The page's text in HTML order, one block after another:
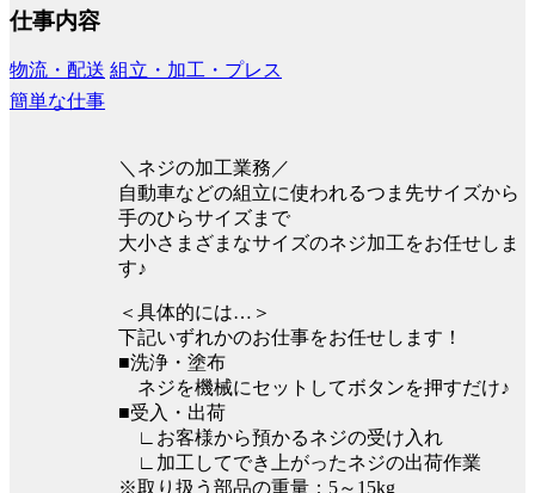
仕事内容
物流・配送 組立・加工・プレス
簡単な仕事
＼ネジの加工業務／
自動車などの組立に使われるつま先サイズから
手のひらサイズまで
大小さまざまなサイズのネジ加工をお任せしま
す♪
＜具体的には…＞
下記いずれかのお仕事をお任せします！
■洗浄・塗布
ネジを機械にセットしてボタンを押すだけ♪
■受入・出荷
∟お客様から預かるネジの受け入れ
∟加工してでき上がったネジの出荷作業
※取り扱う部品の重量：5～15kg